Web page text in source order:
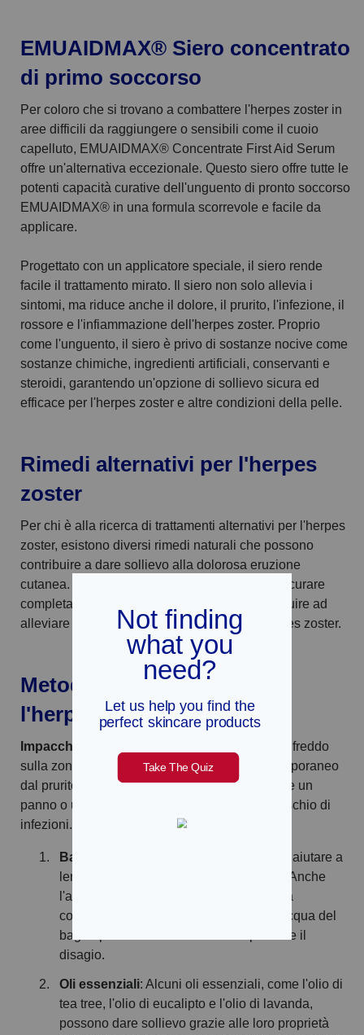
EMUAIDMAX® Siero concentrato
di primo soccorso
Per coloro che si trovano a combattere l'herpes zoster in
aree difficili da raggiungere o sensibili come il cuoio
capelluto, EMUAIDMAX® Concentrate First Aid Serum
offre un'alternativa eccezionale. Questo siero offre tutte le
potenti capacità curative dell'unguento di pronto soccorso
EMUAIDMAX® in una formula scorrevole e facile da
applicare.
Progettato con un applicatore speciale, il siero rende
facile il trattamento mirato. Il siero non solo allevia i
sintomi, ma riduce anche il dolore, il prurito, l'infezione, il
rossore e l'infiammazione dell'herpes zoster. Proprio
come l'unguento, il siero è privo di sostanze nocive come
sostanze chimiche, ingredienti artificiali, conservanti e
steroidi, garantendo un'opzione di sollievo sicura ed
efficace per l'herpes zoster e altre condizioni della pelle.
Rimedi alternativi per l'herpes
zoster
Per chi è alla ricerca di trattamenti alternativi per l'herpes
zoster, esistono diversi rimedi naturali che possono
contribuire a dare sollievo alla dolorosa eruzione
cutanea. Anche se questi metodi non possono curare
completamente la condizione, possono contribuire ad
alleviare i sintomi e il disagio associati all'herpes zoster.
Metodi naturali per trattare
l'herpes zoster
Impacchi freddi
: L'applicazione di un impacco freddo
sulla zona interessata può dare un sollievo temporaneo
dal prurito e dal dolore. Assicuratevi di utilizzare un
panno o un asciugamano pulito per evitare il rischio di
infezioni.
Bagni freddi
: Fare un bagno fresco può aiutare a
lenire la pelle colpita dall'herpes zoster. Anche
l'aggiunta di 1 o 2 tazze di farina d'avena
colloidale o di bicarbonato di sodio all'acqua del
bagno può contribuire a ridurre il prurito e il
disagio.
Oli essenziali: Alcuni oli essenziali, come l'olio di
tea tree, l'olio di eucalipto e l'olio di lavanda,
possono dare sollievo grazie alle loro proprietà